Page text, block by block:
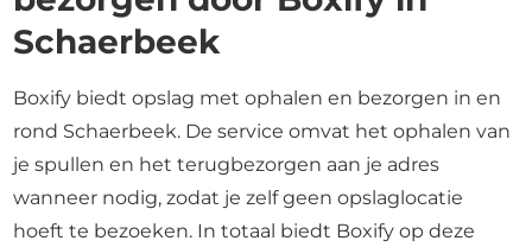
Schaerbeek
Boxify biedt opslag met ophalen en bezorgen in en
rond Schaerbeek. De service omvat het ophalen van
je spullen en het terugbezorgen aan je adres
wanneer nodig, zodat je zelf geen opslaglocatie
hoeft te bezoeken. In totaal biedt Boxify op deze